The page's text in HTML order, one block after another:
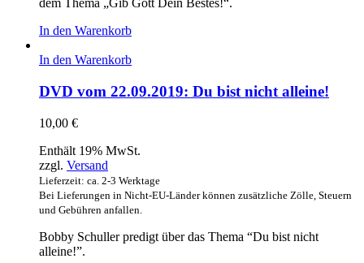
dem Thema „Gib Gott Dein Bestes!“.
In den Warenkorb
In den Warenkorb
DVD vom 22.09.2019: Du bist nicht alleine!
10,00 €
Enthält 19% MwSt.
zzgl. Versand
Lieferzeit: ca. 2-3 Werktage
Bei Lieferungen in Nicht-EU-Länder können zusätzliche Zölle, Steuern
und Gebühren anfallen.
Bobby Schuller predigt über das Thema “Du bist nicht
alleine!”.